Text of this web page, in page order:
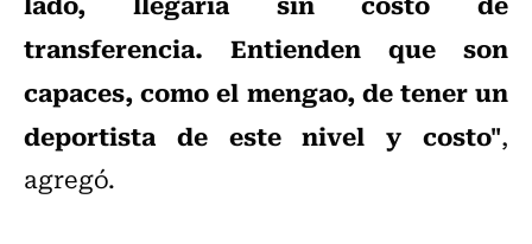
transferencia. Entienden que son
capaces, como el mengao, de tener un
deportista de este nivel y costo",
agregó.